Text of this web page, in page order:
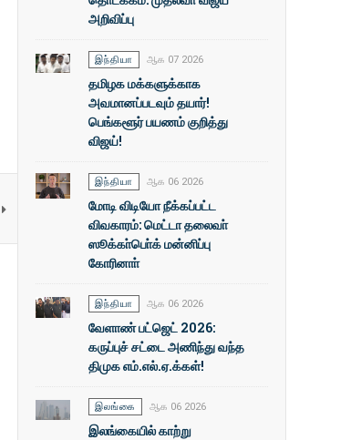
அறிவிப்பு
இந்தியா ஆக 07 2026
தமிழக மக்களுக்காக
அவமானப்படவும் தயார்!
பெங்களூர் பயணம் குறித்து
விஜய்!
இந்தியா ஆக 06 2026
மோடி விடியோ நீக்கப்பட்ட
விவகாரம்: மெட்டா தலைவா்
ஸூக்கா்பொ்க் மன்னிப்பு
கோரினாா்
இந்தியா ஆக 06 2026
வேளாண் பட்ஜெட் 2026:
கருப்புச் சட்டை அணிந்து வந்த
திமுக எம்.எல்.ஏ.க்கள்!
இலங்கை ஆக 06 2026
இலங்கையில் காற்று